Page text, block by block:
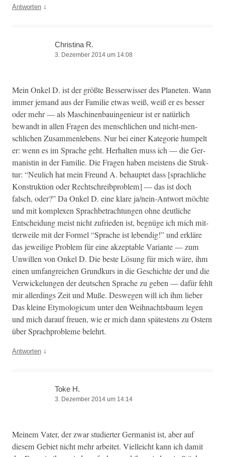
Antworten ↓
Christina R.
3. Dezember 2014 um 14:08
Mein Onkel D. ist der größte Besser­wiss­er des Plan­eten. Wann
immer jemand aus der Fam­i­lie etwas weiß, weiß er es bess­er
oder mehr — als Maschi­nen­bauin­ge­nieur ist er natür­lich
bewandt in allen Fra­gen des men­schlichen und nicht-men­
schlichen Zusam­men­lebens. Nur bei ein­er Kat­e­gorie humpelt
er: wenn es im Sprache geht. Her­hal­ten muss ich — die Ger­
man­istin in der Fam­i­lie. Die Fra­gen haben meis­tens die Struk­
tur: “Neulich hat mein Fre­und A. behauptet dass [sprach­liche
Kon­struk­tion oder Rechtschreibprob­lem] — das ist doch
falsch, oder?” Da Onkel D. eine klare ja/nein-Antwort möchte
und mit kom­plex­en Sprach­be­tra­ch­tun­gen ohne deut­liche
Entschei­dung meist nicht zufrieden ist, beg­nüge ich mich mit­
tler­weile mit der Formel “Sprache ist lebendig!” und erk­läre
das jew­eilige Prob­lem für eine akzept­able Vari­ante — zum
Unwillen von Onkel D. Die beste Lösung für mich wäre, ihm
einen umfan­gre­ichen Grund­kurs in die Geschichte der und die
Ver­wick­elun­gen der deutschen Sprache zu geben — dafür fehlt
mir allerd­ings Zeit und Muße. Deswe­gen will ich ihm lieber
Das kleine Ety­mo­log­icum unter den Wei­h­nachts­baum leg­en
und mich darauf freuen, wie er mich dann spätestens zu Ostern
über Sprach­prob­leme belehrt.
Antworten ↓
Toke H.
3. Dezember 2014 um 14:14
Meinem Vater, der zwar studiert­er Ger­man­ist ist, aber auf
diesem Gebi­et nicht mehr arbeit­et. Vielle­icht kann ich damit